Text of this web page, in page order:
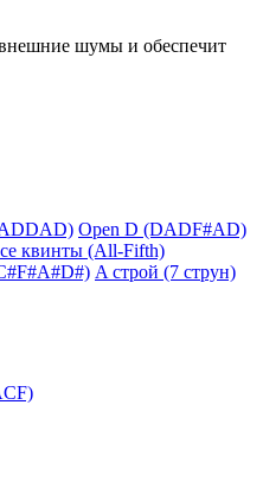
внешние шумы и обеспечит
Open D (DADF#AD)
квинты (All-Fifth)
A строй (7 струн)